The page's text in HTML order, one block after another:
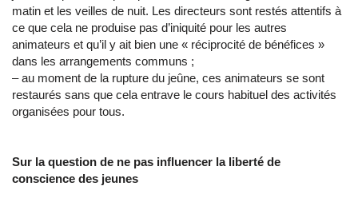
matin et les veilles de nuit. Les directeurs sont restés attentifs à
ce que cela ne produise pas d’iniquité pour les autres
animateurs et qu’il y ait bien une « réciprocité de bénéfices »
dans les arrangements communs ;
– au moment de la rupture du jeûne, ces animateurs se sont
restaurés sans que cela entrave le cours habituel des activités
organisées pour tous.
Sur la question de ne pas influencer la liberté de
conscience des jeunes